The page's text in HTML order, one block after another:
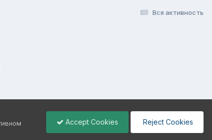
Вся активность
Accept Cookies Reject Cookies